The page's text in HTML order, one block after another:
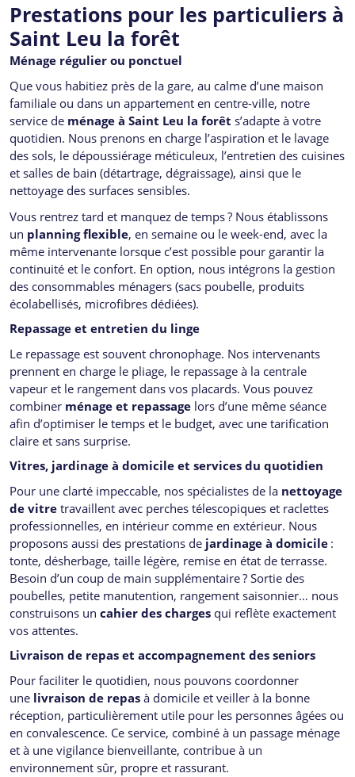
Prestations pour les particuliers à
Saint Leu la forêt
Ménage régulier ou ponctuel
Que vous habitiez près de la gare, au calme d’une maison
familiale ou dans un appartement en centre-ville, notre
service de ménage à Saint Leu la forêt s’adapte à votre
quotidien. Nous prenons en charge l’aspiration et le lavage
des sols, le dépoussiérage méticuleux, l’entretien des cuisines
et salles de bain (détartrage, dégraissage), ainsi que le
nettoyage des surfaces sensibles.
Vous rentrez tard et manquez de temps ? Nous établissons
un planning flexible, en semaine ou le week-end, avec la
même intervenante lorsque c’est possible pour garantir la
continuité et le confort. En option, nous intégrons la gestion
des consommables ménagers (sacs poubelle, produits
écolabellisés, microfibres dédiées).
Repassage et entretien du linge
Le repassage est souvent chronophage. Nos intervenants
prennent en charge le pliage, le repassage à la centrale
vapeur et le rangement dans vos placards. Vous pouvez
combiner ménage et repassage lors d’une même séance
afin d’optimiser le temps et le budget, avec une tarification
claire et sans surprise.
Vitres, jardinage à domicile et services du quotidien
Pour une clarté impeccable, nos spécialistes de la nettoyage
de vitre travaillent avec perches télescopiques et raclettes
professionnelles, en intérieur comme en extérieur. Nous
proposons aussi des prestations de jardinage à domicile :
tonte, désherbage, taille légère, remise en état de terrasse.
Besoin d’un coup de main supplémentaire ? Sortie des
poubelles, petite manutention, rangement saisonnier… nous
construisons un cahier des charges qui reflète exactement
vos attentes.
Livraison de repas et accompagnement des seniors
Pour faciliter le quotidien, nous pouvons coordonner
une livraison de repas à domicile et veiller à la bonne
réception, particulièrement utile pour les personnes âgées ou
en convalescence. Ce service, combiné à un passage ménage
et à une vigilance bienveillante, contribue à un
environnement sûr, propre et rassurant.